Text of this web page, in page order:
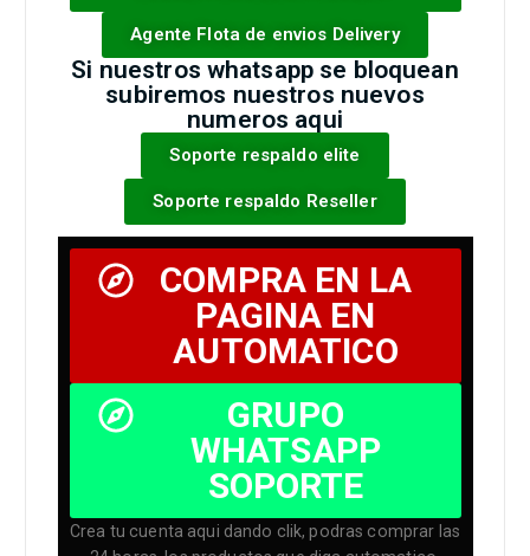
Agente Flota de envios Delivery
Si nuestros whatsapp se bloquean
subiremos nuestros nuevos
numeros aqui
Soporte respaldo elite
Soporte respaldo Reseller
COMPRA EN LA
PAGINA EN
AUTOMATICO
GRUPO
WHATSAPP
SOPORTE
Crea tu cuenta aqui dando clik, podras comprar las